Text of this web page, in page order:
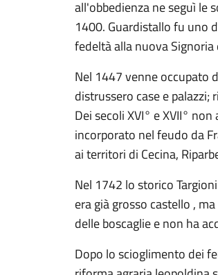
all'obbedienza ne seguì le
1400. Guardistallo fu uno
fedeltà alla nuova
Nel 1447 venne occupato
distrussero case e
Dei secoli XVI° e XVII°
incorporato nel feudo da
ai territori di Cecina,
Nel 1742 lo storico
era già grosso castello ,
delle boscaglie e non ha
Dopo lo scioglimento dei